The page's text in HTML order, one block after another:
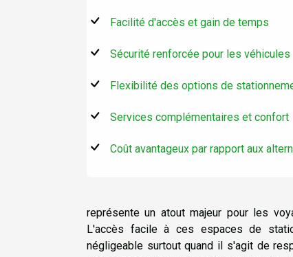
Facilité d'accès et gain de temps
Sécurité renforcée pour les véhicules
Flexibilité des options de
Services complémentaires et confort
Coût avantageux par rapport aux
représente un atout majeur pour les
L'accès facile à ces espaces de
négligeable surtout quand il s'agit de